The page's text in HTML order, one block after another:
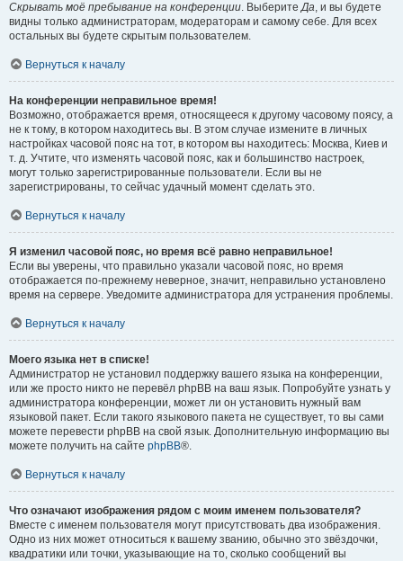
Скрывать моё пребывание на конференции. ВыберитеДа, и вы будете
видны только администраторам, модераторам и самому себе. Для всех
остальных вы будете скрытым пользователем.
Вернуться к началу
На конференции неправильное время!
Возможно, отображается время, относящееся к другому часовому поясу, а
не к тому, в котором находитесь вы. В этом случае измените в личных
настройках часовой пояс на тот, в котором вы находитесь: Москва, Киев и
т. д. Учтите, что изменять часовой пояс, как и большинство настроек,
могут только зарегистрированные пользователи. Если вы не
зарегистрированы, то сейчас удачный момент сделать это.
Вернуться к началу
Я изменил часовой пояс, но время всё равно неправильное!
Если вы уверены, что правильно указали часовой пояс, но время
отображается по-прежнему неверное, значит, неправильно установлено
время на сервере. Уведомите администратора для устранения проблемы.
Вернуться к началу
Моего языка нет в списке!
Администратор не установил поддержку вашего языка на конференции,
или же просто никто не перевёл phpBB на ваш язык. Попробуйте узнать у
администратора конференции, может ли он установить нужный вам
языковой пакет. Если такого языкового пакета не существует, то вы сами
можете перевести phpBB на свой язык. Дополнительную информацию вы
можете получить на сайте phpBB®.
Вернуться к началу
Что означают изображения рядом с моим именем пользователя?
Вместе с именем пользователя могут присутствовать два изображения.
Одно из них может относиться к вашему званию, обычно это звёздочки,
квадратики или точки, указывающие на то, сколько сообщений вы